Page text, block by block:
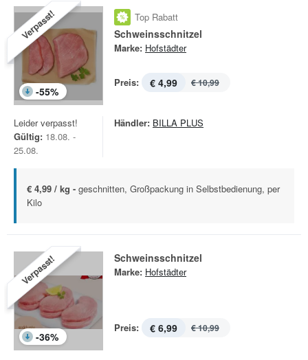
Verpasst!
-55%
Top Rabatt
Schweinsschnitzel
Marke: Hofstädter
Preis: € 4,99 € 10,99
Leider verpasst!
Gültig: 18.08. -
25.08.
Händler: BILLA PLUS
€ 4,99 / kg - geschnitten, Großpackung in Selbstbedienung, per
Kilo
Verpasst!
-36%
Schweinsschnitzel
Marke: Hofstädter
Preis: € 6,99 € 10,99